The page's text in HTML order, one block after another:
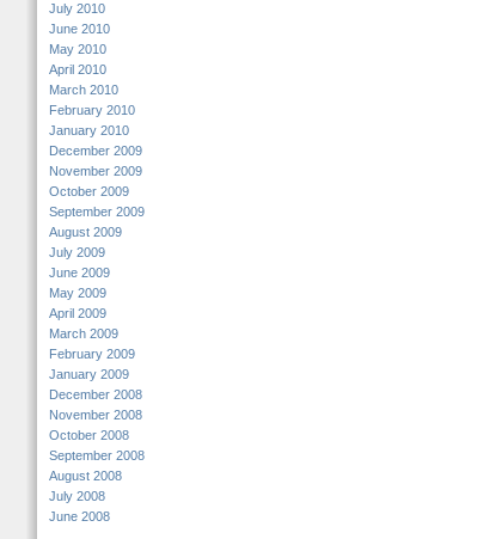
July 2010
June 2010
May 2010
April 2010
March 2010
February 2010
January 2010
December 2009
November 2009
October 2009
September 2009
August 2009
July 2009
June 2009
May 2009
April 2009
March 2009
February 2009
January 2009
December 2008
November 2008
October 2008
September 2008
August 2008
July 2008
June 2008